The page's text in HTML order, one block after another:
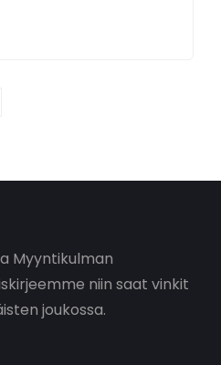
Myyntikulman
niin saat vinkit
joukossa.